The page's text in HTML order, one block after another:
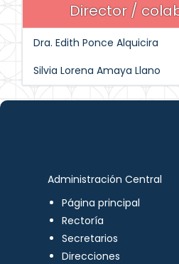
Director /
Dra. Edith Ponce Alquicira
Silvia Lorena Amaya Llano
Administración Central
Página principal
Rectoría
Secretarios
Direcciones